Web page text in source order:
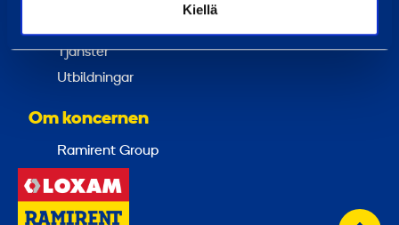
Kiellä
Tjänster
Utbildningar
Om koncernen
Ramirent Group